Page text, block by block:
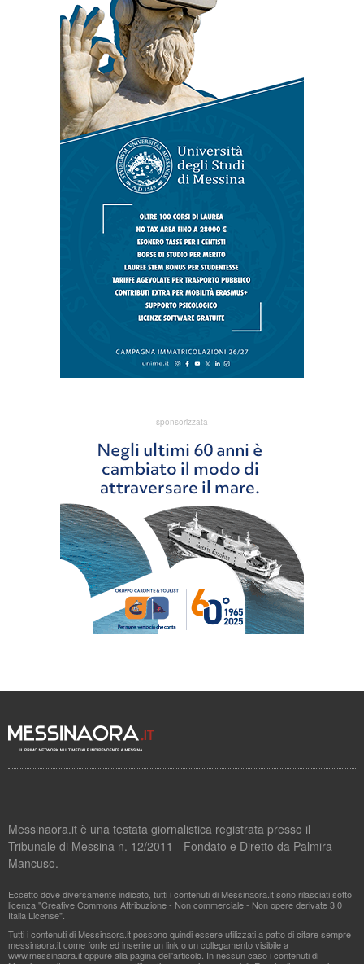
sponsorizzata
Messinaora.it è una testata giornalistica registrata presso il
Tribunale di Messina n. 12/2011 - Fondato e Diretto da Palmira
Mancuso.
Eccetto dove diversamente indicato, tutti i contenuti di Messinaora.it sono rilasciati sotto
licenza "Creative Commons Attribuzione - Non commerciale - Non opere derivate 3.0
Italia License".
Tutti i contenuti di Messinaora.it possono quindi essere utilizzati a patto di citare sempre
messinaora.it come fonte ed inserire un link o un collegamento visibile a
www.messinaora.it oppure alla pagina dell'articolo. In nessun caso i contenuti di